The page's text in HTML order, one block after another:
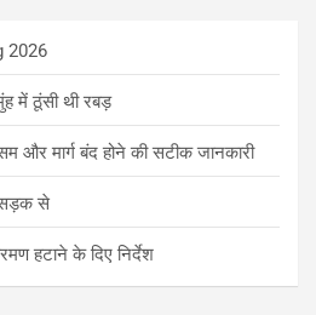
2026
में ठूंसी थी रबड़
और मार्ग बंद होने की सटीक जानकारी
सड़क से
हटाने के दिए निर्देश